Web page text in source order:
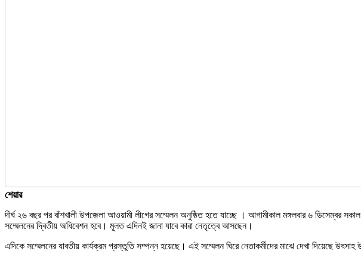
শেয়ার
দীর্ঘ ২৬ বছর পর বাঁশখালী উপজেলা আওয়ামী লীগের সম্মেলন অনুষ্ঠিত হতে যাচ্ছে । আগামীকাল মঙ্গলবার ৬ ডিসেম্বর
সম্মেলনের দ্বিতীয় অধিবেশন হবে। মূলত এদিনই জানা যাবে কারা নেতৃত্বে আসছেন।
এদিকে সম্মেলনের যাবতীয় কার্যক্রম প্রস্তুতি সম্পন্ন হয়েছে। এই সম্মেলন ঘিরে নেতাকর্মীদের মাঝে দেখা দিয়েছে